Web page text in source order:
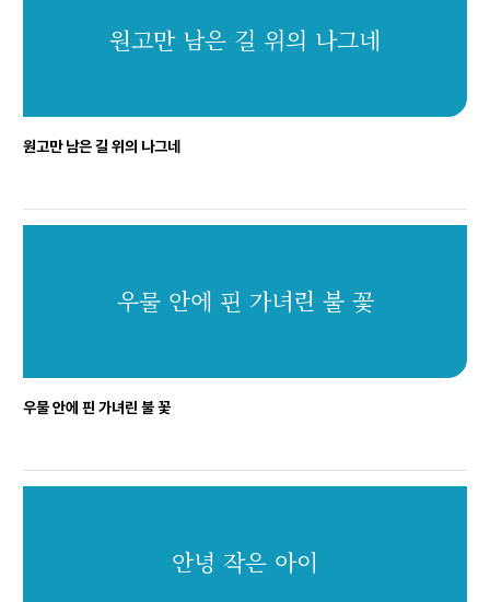
원고만 남은 길 위의 나그네
원고만 남은 길 위의 나그네
우물 안에 핀 가녀린 불 꽃
우물 안에 핀 가녀린 불 꽃
안녕 작은 아이